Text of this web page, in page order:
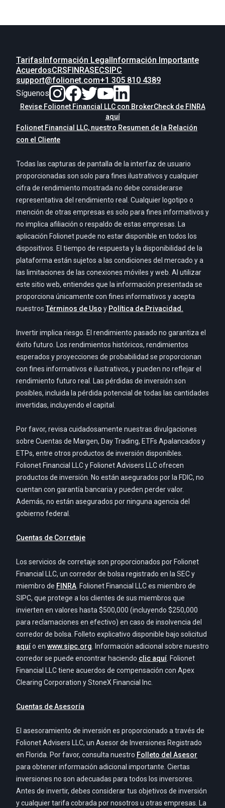
TarifasInformación LegalInformación Importante
AcuerdosCRSFINRASECSIPC
support@folionet.com+1 305 810 4389
Síguenos
Revise Folionet Financial LLC con BrokerCheck de FINRA
aquí
Folionet Financial LLC, nuestro Resumen de la Relación
con el Cliente
Todas las capturas de pantalla de la interfaz de usuario
proporcionadas son solo para fines ilustrativos y cualquier
cifra de rendimiento mostrada no debe considerarse
representativa del rendimiento real. Cualquier logotipo o
mención de otras empresas es solo para fines informativos y
no implica afiliación o respaldo de estas empresas. La
aplicación Folionet puede no estar disponible en todos los
dispositivos. El tiempo de respuesta y la disponibilidad de la
plataforma están sujetos a las condiciones del mercado y a
las limitaciones de las conexiones móviles y web. Al utilizar
este sitio web, entiendes que la información presentada se
proporciona únicamente con fines informativos y acepta
nuestros Términos de Uso y Política de Privacidad.
Invertir implica riesgo. El rendimiento pasado no garantiza el
éxito futuro. Los rendimientos históricos, rendimientos
esperados y proyecciones de probabilidad se proporcionan
con fines informativos e ilustrativos, y pueden no reflejar el
rendimiento futuro real. Las pérdidas de inversión son
posibles, incluida la pérdida potencial de todas las cantidades
invertidas, incluyendo el capital.
Por favor, revisa cuidadosamente nuestras divulgaciones
sobre Cuentas de Margen, Day Trading, ETFs Apalancados y
ETPs, entre otros productos de inversión disponibles.
Folionet Financial LLC y Folionet Advisers LLC ofrecen
productos de inversión. No están asegurados por la FDIC, no
cuentan con garantía bancaria y pueden perder valor.
Además, no están asegurados por ninguna agencia del
gobierno federal.
Cuentas de Corretaje
Los servicios de corretaje son proporcionados por Folionet
Financial LLC, un corredor de bolsa registrado en la SEC y
miembro de FINRA . Folionet Financial LLC es miembro de
SIPC, que protege a los clientes de sus miembros que
invierten en valores hasta $500,000 (incluyendo $250,000
para reclamaciones en efectivo) en caso de insolvencia del
corredor de bolsa. Folleto explicativo disponible bajo solicitud
aquío en www.sipc.org . Información adicional sobre nuestro
corredor se puede encontrar haciendo clic aquí . Folionet
Financial LLC tiene acuerdos de compensación con Apex
Clearing Corporation y StoneX Financial Inc.
Cuentas de Asesoría
El asesoramiento de inversión es proporcionado a través de
Folionet Advisers LLC, un Asesor de Inversiones Registrado
en Florida. Por favor, consulta nuestro Folleto del Asesor
para obtener información adicional importante. Ciertas
inversiones no son adecuadas para todos los inversores.
Antes de invertir, debes considerar tus objetivos de inversión
y cualquier tarifa cobrada por nosotros u otras empresas. La